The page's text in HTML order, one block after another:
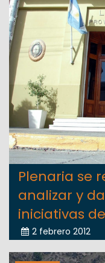
Plenaria se
analizar y
iniciativas
2 febrero 2012